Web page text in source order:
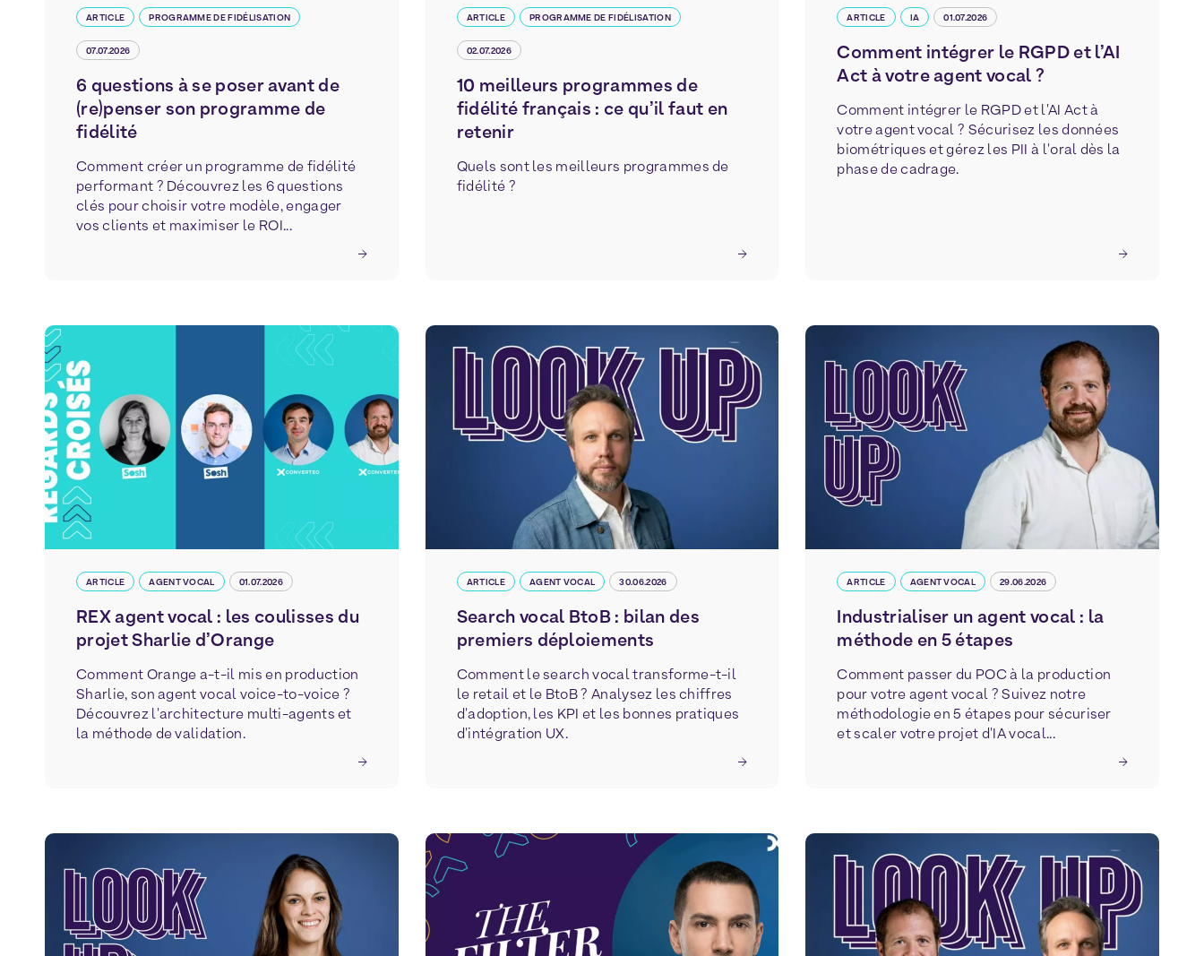
ARTICLE PROGRAMME DE FIDÉLISATION
07.07.2026
6 questions à se poser avant de
(re)penser son programme de
fidélité
Comment créer un programme de fidélité
performant ? Découvrez les 6 questions
clés pour choisir votre modèle, engager
vos clients et maximiser le ROI...
ARTICLE PROGRAMME DE FIDÉLISATION
02.07.2026
10 meilleurs programmes de
fidélité français : ce qu’il faut en
retenir
Quels sont les meilleurs programmes de
fidélité ?
ARTICLE IA 01.07.2026
Comment intégrer le RGPD et l’AI
Act à votre agent vocal ?
Comment intégrer le RGPD et l'AI Act à
votre agent vocal ? Sécurisez les données
biométriques et gérez les PII à l'oral dès la
phase de cadrage.
ARTICLE AGENT VOCAL 01.07.2026
REX agent vocal : les coulisses du
projet Sharlie d’Orange
Comment Orange a-t-il mis en production
Sharlie, son agent vocal voice-to-voice ?
Découvrez l'architecture multi-agents et
la méthode de validation.
ARTICLE AGENT VOCAL 30.06.2026
Search vocal BtoB : bilan des
premiers déploiements
Comment le search vocal transforme-t-il
le retail et le BtoB ? Analysez les chiffres
d'adoption, les KPI et les bonnes pratiques
d'intégration UX.
ARTICLE AGENT VOCAL 29.06.2026
Industrialiser un agent vocal : la
méthode en 5 étapes
Comment passer du POC à la production
pour votre agent vocal ? Suivez notre
méthodologie en 5 étapes pour sécuriser
et scaler votre projet d'IA vocal...